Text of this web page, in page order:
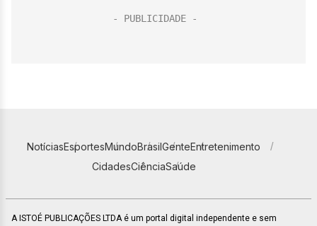
NotíciasEsportesMundoBrasilGenteEntretenimento
CidadesCiênciaSaúde
A ISTOÉ PUBLICAÇÕES LTDA é um portal digital independente e sem